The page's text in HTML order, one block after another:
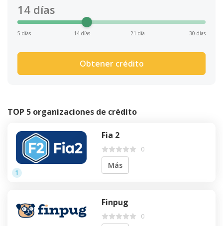
14 días
5 días 14 días 21 día 30 días
Obtener crédito
TOP 5 organizaciones de crédito
1
Fia 2
0
Más
Finpug
0